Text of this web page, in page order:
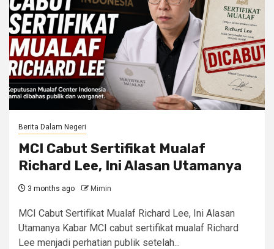
Berita Dalam Negeri
MCI Cabut Sertifikat Mualaf
Richard Lee, Ini Alasan Utamanya
3 months ago Mimin
MCI Cabut Sertifikat Mualaf Richard Lee, Ini Alasan
Utamanya Kabar MCI cabut sertifikat mualaf Richard
Lee menjadi perhatian publik setelah...